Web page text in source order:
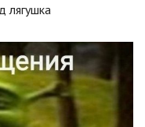
лягушка